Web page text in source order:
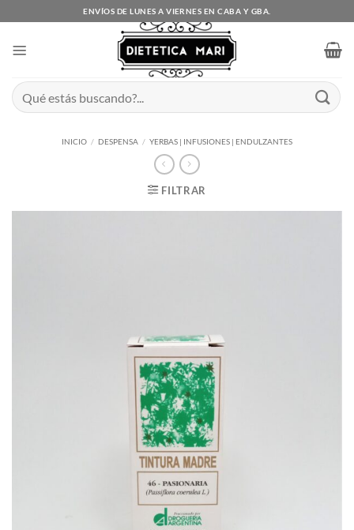
al
ENVÍOS DE LUNES A VIERNES EN CABA Y GBA.
Buscar
por:
INICIO / DESPENSA / YERBAS | INFUSIONES | ENDULZANTES
FILTRAR